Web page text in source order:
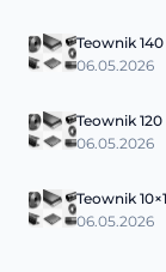
Teownik 140
06.05.2026
Teownik 120
06.05.2026
Teownik
06.05.2026